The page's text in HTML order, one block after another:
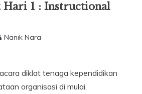
Hari 1 : Instructional
Nanik Nara
diklat tenaga kependidikan
organisasi di mulai.